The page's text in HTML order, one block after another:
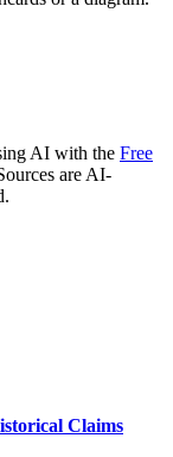
AI with the Free
are AI-
Claims